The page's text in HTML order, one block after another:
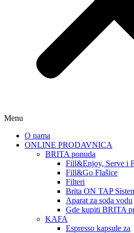
Menu
O nama
ONLINE PRODAVNICA
BRITA ponuda
Fill&Enjoy, Serve i
Fill&Go Flašice
Filteri
Brita ON TAP
Aparat za soda vodu
Gde kupiti BRITA
KAFA
Espresso kapsule za